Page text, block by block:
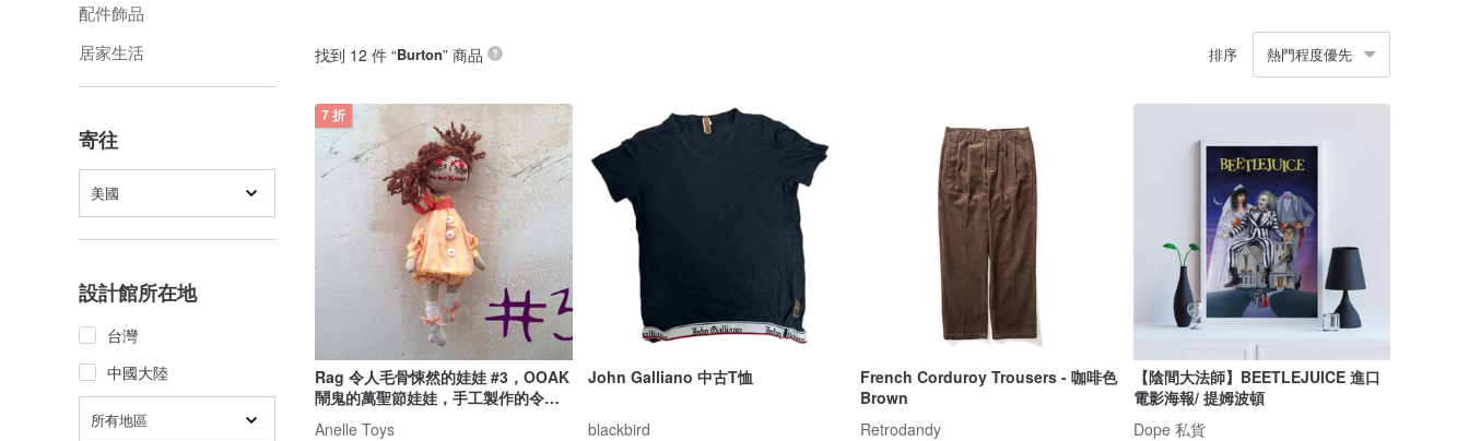
配件飾品
居家生活
寄往
美國
設計館所在地
台灣
中國大陸
所有地區
找到 12 件 “Burton” 商品 排序 熱門程度優先
7 折
Rag 令人毛骨悚然的娃娃 #3，OOAK
鬧鬼的萬聖節娃娃，手工製作的令人
毛骨悚然的可愛娃娃
Anelle Toys
John Galliano 中古T恤
blackbird
French Corduroy Trousers - 咖啡色
Brown
Retrodandy
【陰間大法師】BEETLEJUICE 進口
電影海報/ 提姆波頓
Dope 私貨